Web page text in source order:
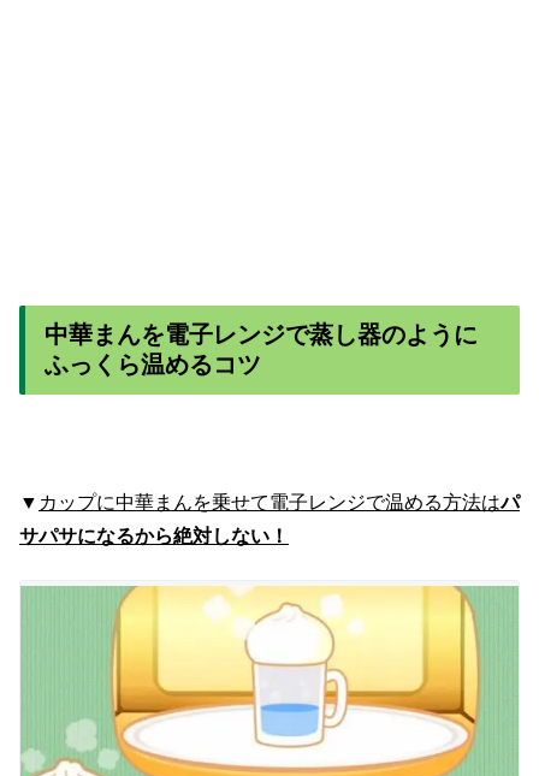
中華まんを電子レンジで蒸し器のように
ふっくら温めるコツ
▼ カップに中華まんを乗せて電子レンジで温める方法はパ
サパサになるから絶対しない！